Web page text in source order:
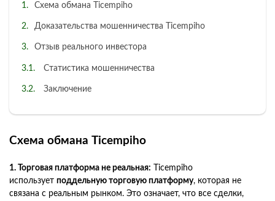
Схема обмана Ticempiho
Доказательства мошенничества Ticempiho
Отзыв реального инвестора
Статистика мошенничества
Заключение
Схема обмана Ticempiho
1. Торговая платформа не реальная: Ticempiho
использует поддельную торговую платформу, которая не
связана с реальным рынком. Это означает, что все сделки,